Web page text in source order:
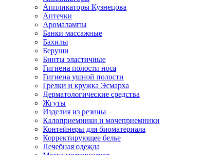
Аппликаторы Кузнецова
Аптечки
Аромалампы
Банки массажные
Бахилы
Беруши
Бинты эластичные
Гигиена полости носа
Гигиена ушной полости
Грелки и кружка Эсмарха
Дерматологические средства
Жгуты
Изделия из резины
Калоприемники и мочеприемники
Контейнеры для биоматериала
Корректирующее белье
Лечебная одежда